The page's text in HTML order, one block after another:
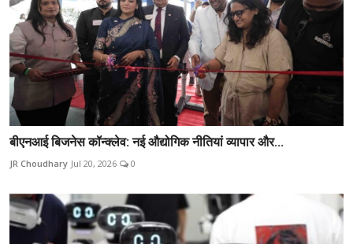
बीएनआई बिजनेस कॉन्क्लेव: नई औद्योगिक नीतियां व्यापार और...
JR Choudhary Jul 20, 2026 0